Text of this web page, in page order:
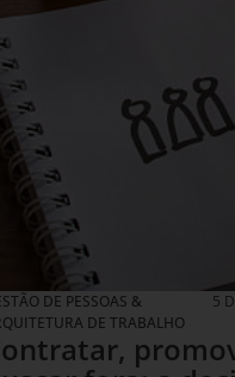
DE PESSOAS &
DE TRABALHO
5